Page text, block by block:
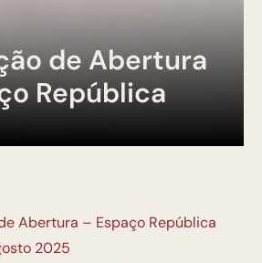
de Abertura
República
Abertura – Espaço República
2025